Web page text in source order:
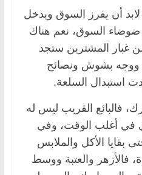
أن يفرز السوق ويدخل
ضوضاء السوق، نعم هناك
غبار المشترين ستجد
ووجه بشوش ونصائح
استبدال السلعة.
فالبائع القريب ليس له
في أغلب الوقت، وفي
الأكل والملابس
فالأزهر والعتبة ووسط